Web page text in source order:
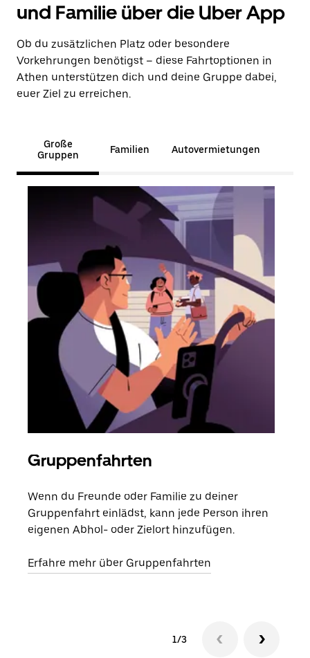
und Familie über die Uber App
Ob du zusätzlichen Platz oder besondere
Vorkehrungen benötigst – diese Fahrtoptionen in
Athen unterstützen dich und deine Gruppe dabei,
euer Ziel zu erreichen.
Große
Gruppen
Familien Autovermietungen
Gruppenfahrten
Wenn du Freunde oder Familie zu deiner
Gruppenfahrt einlädst, kann jede Person ihren
eigenen Abhol- oder Zielort hinzufügen.
Erfahre mehr über Gruppenfahrten
1/3